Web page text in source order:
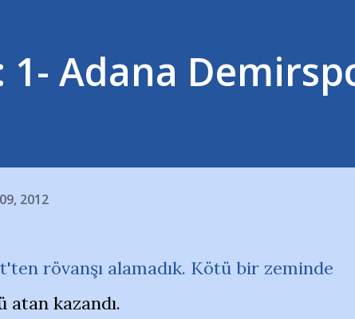
Adana
2012
rövanşı alamadık. Kötü bir zeminde
atan kazandı.